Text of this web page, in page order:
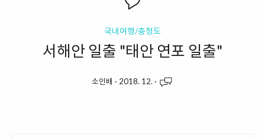
국내여행/충청도
서해안 일출 "태안 연포 일출"
소인배 · 2018. 12. ·